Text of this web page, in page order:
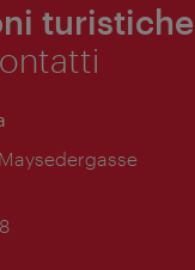
turistiche